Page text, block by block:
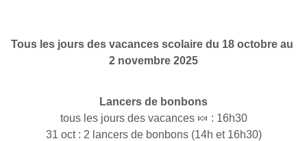
Tous les jours des vacances scolaire du 18 octobre au
2 novembre 2025
Lancers de bonbons
tous les jours des vacances 🍬 : 16h30
31 oct : 2 lancers de bonbons (14h et 16h30)